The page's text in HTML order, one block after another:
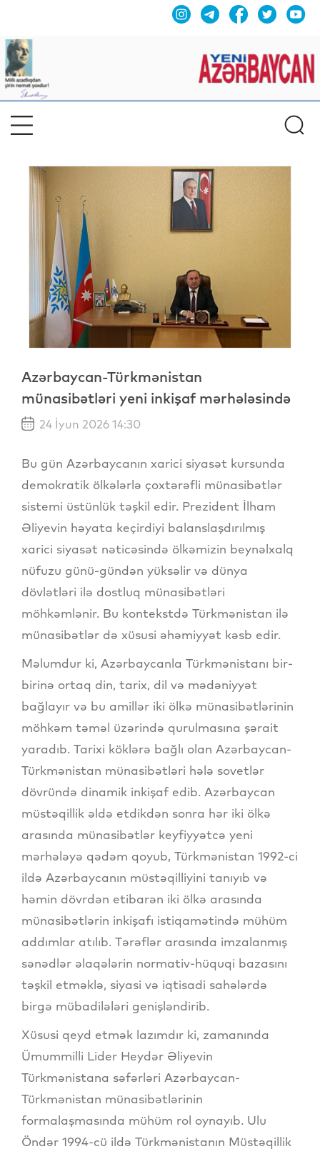
Azərbaycan-Türkmənistan
münasibətləri yeni inkişaf mərhələsində
24 İyun 2026 14:30
Bu gün Azərbaycanın xarici siyasət kursunda
demokratik ölkələrlə çoxtərəfli münasibətlər
sistemi üstünlük təşkil edir. Prezident İlham
Əliyevin həyata keçirdiyi balanslaşdırılmış
xarici siyasət nəticəsində ölkəmizin beynəlxalq
nüfuzu günü-gündən yüksəlir və dünya
dövlətləri ilə dostluq münasibətləri
möhkəmlənir. Bu kontekstdə Türkmənistan ilə
münasibətlər də xüsusi əhəmiyyət kəsb edir.
Məlumdur ki, Azərbaycanla Türkmənistanı bir-
birinə ortaq din, tarix, dil və mədəniyyət
bağlayır və bu amillər iki ölkə münasibətlərinin
möhkəm təməl üzərində qurulmasına şərait
yaradıb. Tarixi köklərə bağlı olan Azərbaycan-
Türkmənistan münasibətləri hələ sovetlər
dövründə dinamik inkişaf edib. Azərbaycan
müstəqillik əldə etdikdən sonra hər iki ölkə
arasında münasibətlər keyfiyyətcə yeni
mərhələyə qədəm qoyub, Türkmənistan 1992-ci
ildə Azərbaycanın müstəqilliyini tanıyıb və
həmin dövrdən etibarən iki ölkə arasında
münasibətlərin inkişafı istiqamətində mühüm
addımlar atılıb. Tərəflər arasında imzalanmış
sənədlər əlaqələrin normativ-hüquqi bazasını
təşkil etməklə, siyasi və iqtisadi sahələrdə
birgə mübadilələri genişləndirib.
Xüsusi qeyd etmək lazımdır ki, zamanında
Ümummilli Lider Heydər Əliyevin
Türkmənistana səfərləri Azərbaycan-
Türkmənistan münasibətlərinin
formalaşmasında mühüm rol oynayıb. Ulu
Öndər 1994-cü ildə Türkmənistanın Müstəqillik